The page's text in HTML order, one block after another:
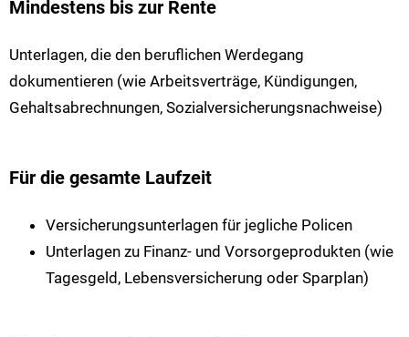
Mindestens bis zur Rente
Unterlagen, die den beruflichen Werdegang
dokumentieren (wie Arbeitsverträge, Kündigungen,
Gehaltsabrechnungen, Sozialversicherungsnachweise)
Für die gesamte Laufzeit
Versicherungsunterlagen für jegliche Policen
Unterlagen zu Finanz- und Vorsorgeprodukten (wie
Tagesgeld, Lebensversicherung oder Sparplan)